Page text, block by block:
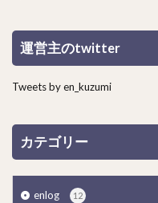
運営主のtwitter
Tweets by en_kuzumi
カテゴリー
enlog 12